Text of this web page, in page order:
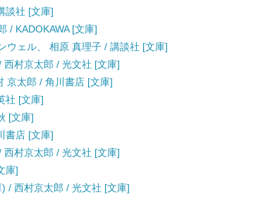
談社 [文庫]
/ KADOKAWA [文庫]
ウェル、 相原 真理子 / 講談社 [文庫]
村京太郎 / 光文社 [文庫]
京太郎 / 角川書店 [文庫]
社 [文庫]
[文庫]
書店 [文庫]
村京太郎 / 光文社 [文庫]
庫]
/ 西村京太郎 / 光文社 [文庫]